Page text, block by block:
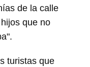
de la calle
que no
turistas que